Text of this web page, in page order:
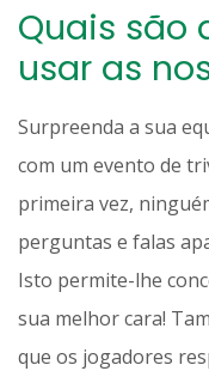
Quais são
usar as
Surpreenda a sua
com um evento de
primeira vez,
perguntas e falas
Isto permite-lhe
sua melhor cara!
que os jogadores